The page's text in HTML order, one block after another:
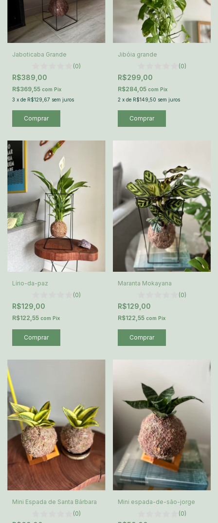
Jaboticaba Grande
(0)
R$389,00
R$369,55 com Pix
3 x de R$129,67 sem juros
Jibóia grande
(0)
R$299,00
R$284,05 com Pix
2 x de R$149,50 sem juros
Lírio-da-paz
(0)
R$129,00
R$122,55 com Pix
Maranta Mokayana
(0)
R$129,00
R$122,55 com Pix
Mini Espada de Santa Bárbara
(0)
Mini espada-de-são-jorge
(0)